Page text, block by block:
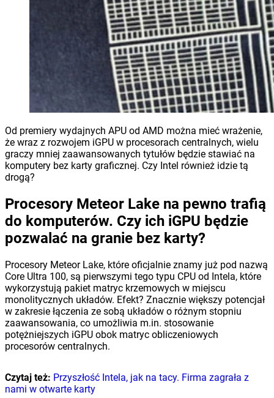
Od premiery wydajnych APU od AMD można mieć wrażenie,
że wraz z rozwojem iGPU w procesorach centralnych, wielu
graczy mniej zaawansowanych tytułów będzie stawiać na
komputery bez karty graficznej. Czy Intel również idzie tą
drogą?
Procesory Meteor Lake na pewno trafią
do komputerów. Czy ich iGPU będzie
pozwalać na granie bez karty?
Procesory Meteor Lake, które oficjalnie znamy już pod nazwą
Core Ultra 100, są pierwszymi tego typu CPU od Intela, które
wykorzystują pakiet matryc krzemowych w miejscu
monolitycznych układów. Efekt? Znacznie większy potencjał
w zakresie łączenia ze sobą układów o różnym stopniu
zaawansowania, co umożliwia m.in. stosowanie
potężniejszych iGPU obok matryc obliczeniowych
procesorów centralnych.
Czytaj też: Przyszłość Intela, jak na tacy. Firma zagrała z
nami w otwarte karty